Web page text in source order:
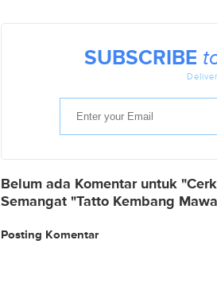
SUBSCRIBE
Belum ada Komentar untuk
Semangat "Tatto Kembang
Posting Komentar